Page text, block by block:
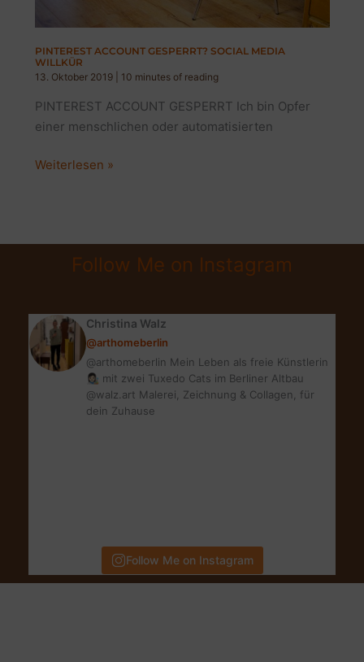
PINTEREST ACCOUNT GESPERRT? SOCIAL MEDIA
WILLKÜR
13. Oktober 2019
10 minutes of reading
PINTEREST ACCOUNT GESPERRT Ich bin Opfer
einer menschlichen oder automatisierten
PINTEREST
MEDIA
WILLKÜR
Weiterlesen »
Follow Me on Instagram
Christina Walz
@arthomeberlin
@arthomeberlin Mein Leben als freie Künstlerin
👩🏻‍🎨 mit zwei Tuxedo Cats im Berliner Altbau
@walz.art Malerei, Zeichnung & Collagen, für
dein Zuhause
Follow Me on Instagram